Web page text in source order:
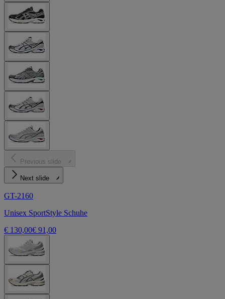
Previous slide
Next slide
GT-2160
Unisex SportStyle Schuhe
€ 130,00€ 91,00